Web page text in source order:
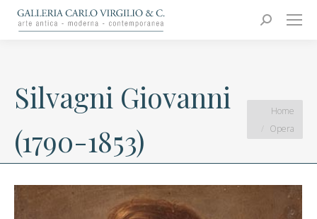
Search:
Carlo Virgilio & C.
Arte moderna e contemporanea
Silvagni Giovanni
(1790-1853)
You are here:
Home
Opera